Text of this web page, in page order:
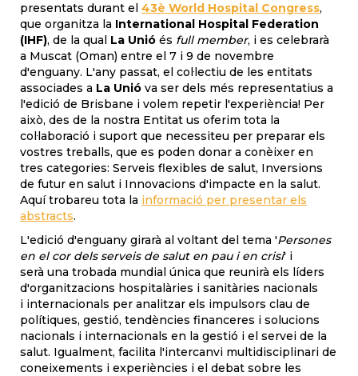
presentats durant el 43è World Hospital Congress,
que organitza la International Hospital Federation
(IHF), de la qual La Unió és full member, i es celebrarà
a Muscat (Oman) entre el 7 i 9 de novembre
d'enguany. L'any passat, el col·lectiu de les entitats
associades a La Unió va ser dels més representatius a
l'edició de Brisbane i volem repetir l'experiència! Per
això, des de la nostra Entitat us oferim tota la
col·laboració i suport que necessiteu per preparar els
vostres treballs, que es poden donar a conèixer en
tres categories: Serveis flexibles de salut, Inversions
de futur en salut i Innovacions d'impacte en la salut.
Aquí trobareu tota la informació per presentar els
abstracts.
L'edició d'enguany girarà al voltant del tema 'Persones
en el cor dels serveis de salut en pau i en crisi' i
serà una trobada mundial única que reunirà els líders
d'organitzacions hospitalàries i sanitàries nacionals
i internacionals per analitzar els impulsors clau de
polítiques, gestió, tendències financeres i solucions
nacionals i internacionals en la gestió i el servei de la
salut. Igualment, facilita l'intercanvi multidisciplinari de
coneixements i experiències i el debat sobre les